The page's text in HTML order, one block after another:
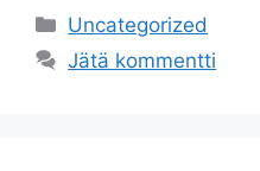
Uncategorized
Jätä kommentti